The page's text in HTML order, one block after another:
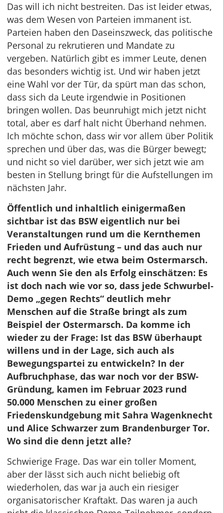
Das will ich nicht bestreiten. Das ist leider etwas,
was dem Wesen von Parteien immanent ist.
Parteien haben den Daseinszweck, das politische
Personal zu rekrutieren und Mandate zu
vergeben. Natürlich gibt es immer Leute, denen
das besonders wichtig ist. Und wir haben jetzt
eine Wahl vor der Tür, da spürt man das schon,
dass sich da Leute irgendwie in Positionen
bringen wollen. Das beunruhigt mich jetzt nicht
total, aber es darf halt nicht Überhand nehmen.
Ich möchte schon, dass wir vor allem über Politik
sprechen und über das, was die Bürger bewegt;
und nicht so viel darüber, wer sich jetzt wie am
besten in Stellung bringt für die Aufstellungen im
nächsten Jahr.
Öffentlich und inhaltlich einigermaßen
sichtbar ist das BSW eigentlich nur bei
Veranstaltungen rund um die Kernthemen
Frieden und Aufrüstung – und das auch nur
recht begrenzt, wie etwa beim Ostermarsch.
Auch wenn Sie den als Erfolg einschätzen: Es
ist doch nach wie vor so, dass jede Schwurbel-
Demo „gegen Rechts“ deutlich mehr
Menschen auf die Straße bringt als zum
Beispiel der Ostermarsch. Da komme ich
wieder zu der Frage: Ist das BSW überhaupt
willens und in der Lage, sich auch als
Bewegungspartei zu entwickeln? In der
Aufbruchphase, das war noch vor der BSW-
Gründung, kamen im Februar 2023 rund
50.000 Menschen zu einer großen
Friedenskundgebung mit Sahra Wagenknecht
und Alice Schwarzer zum Brandenburger Tor.
Wo sind die denn jetzt alle?
Schwierige Frage. Das war ein toller Moment,
aber der lässt sich auch nicht beliebig oft
wiederholen, das war ja auch ein riesiger
organisatorischer Kraftakt. Das waren ja auch